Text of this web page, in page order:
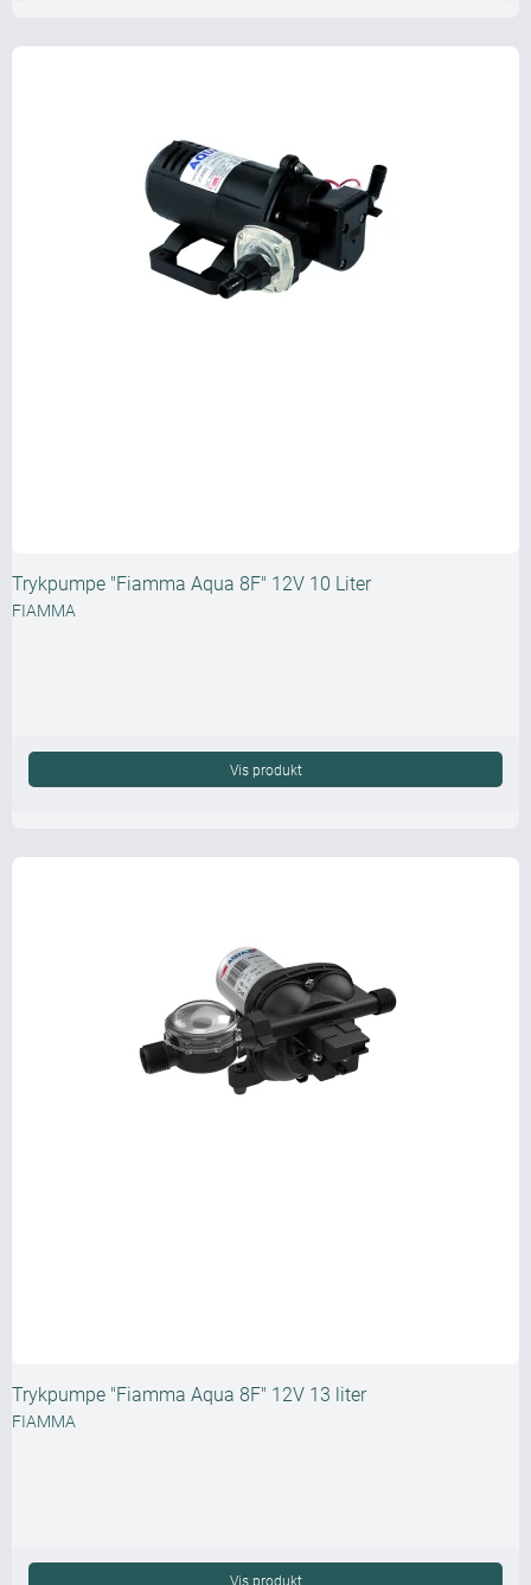
Trykpumpe "Fiamma Aqua 8F" 12V 10 Liter
FIAMMA
Vis produkt
Trykpumpe "Fiamma Aqua 8F" 12V 13 liter
FIAMMA
Vis produkt